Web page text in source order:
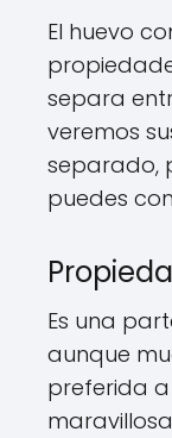
El huevo
separa
veremos
separado,
puedes
Es una
aunque
preferida